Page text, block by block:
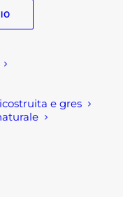
e gres
ferro
ferro battuto
del tavolo